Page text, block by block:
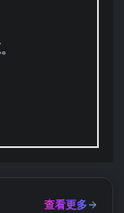
查看更多